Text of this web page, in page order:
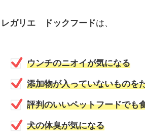
レガリエ ドックフードは、
ウンチのニオイが気になる
添加物が入っていないものを
評判のいいペットフードでも
犬の体臭が気になる